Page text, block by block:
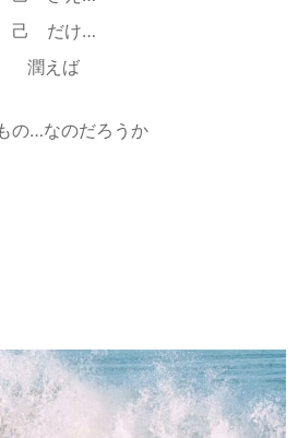
己 だけ…
潤えば
の…なのだろうか